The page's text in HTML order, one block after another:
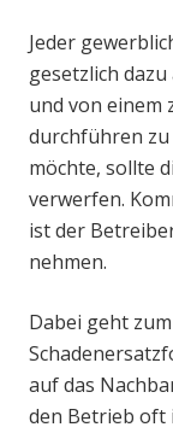
Jeder
gesetzlich
und von einem
durchführen zu
möchte, sollte
verwerfen.
ist der
nehmen.
Dabei geht
auf das
den Betrieb oft